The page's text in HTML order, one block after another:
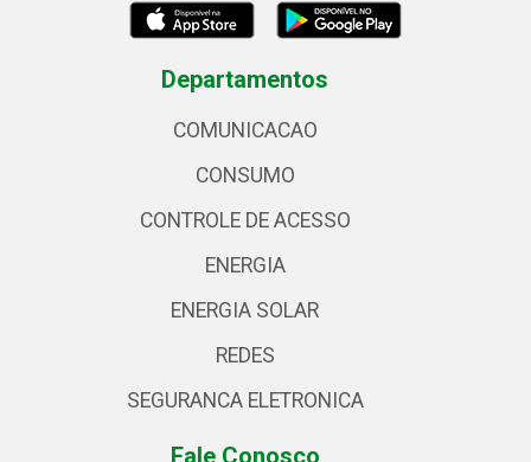
Departamentos
COMUNICACAO
CONSUMO
CONTROLE DE ACESSO
ENERGIA
ENERGIA SOLAR
REDES
SEGURANCA ELETRONICA